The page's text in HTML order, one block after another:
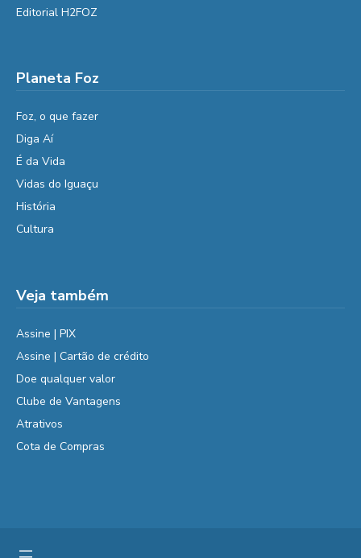
Editorial H2FOZ
Planeta Foz
Foz, o que fazer
Diga Aí
É da Vida
Vidas do Iguaçu
História
Cultura
Veja também
Assine | PIX
Assine | Cartão de crédito
Doe qualquer valor
Clube de Vantagens
Atrativos
Cota de Compras